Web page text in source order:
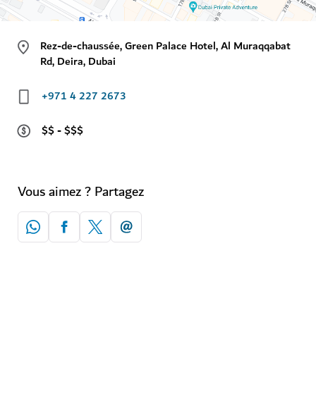
Rez-de-chaussée, Green Palace Hotel, Al Muraqqabat
Rd, Deira, Dubai
+971 4 227 2673
$$ - $$$
Vous aimez ? Partagez